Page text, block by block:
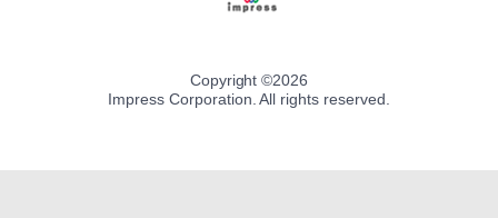
Copyright ©2026
Impress Corporation. All rights reserved.